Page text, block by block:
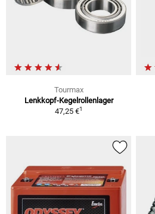
Tourmax
Lenkkopf-Kegelrollenlager
47,25 €1